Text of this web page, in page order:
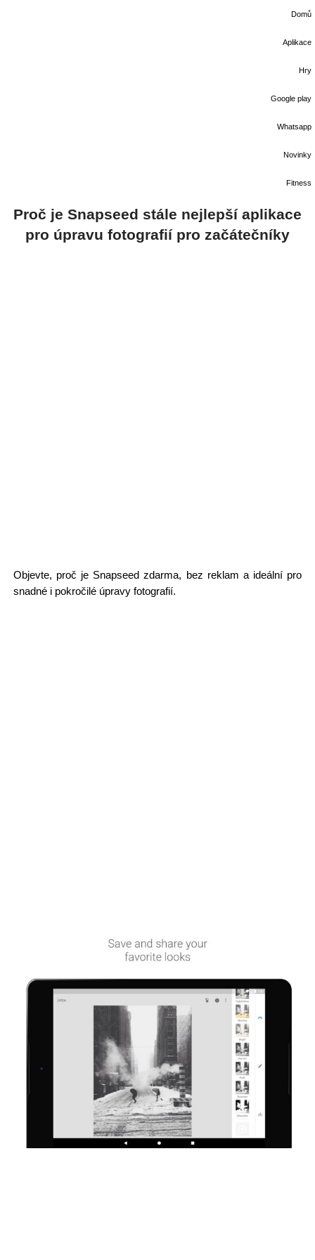
Domů
Aplikace
Hry
Google play
Whatsapp
Novinky
Fitness
Proč je Snapseed stále nejlepší aplikace
pro úpravu fotografií pro začátečníky
Objevte, proč je Snapseed zdarma, bez reklam a ideální pro
snadné i pokročilé úpravy fotografií.